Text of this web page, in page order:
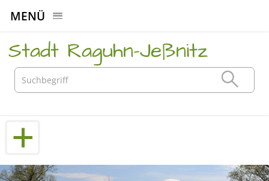
MENÜ
Stadt Raguhn-Jeßnitz